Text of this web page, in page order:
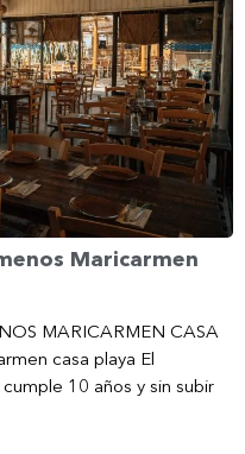
Maricarmen
MARICARMEN CASA
casa playa El
10 años y sin subir